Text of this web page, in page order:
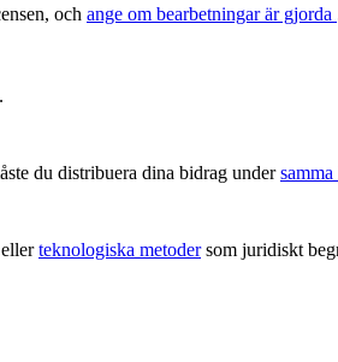
och ange om bearbetningar är gjorda
.
du distribuera dina bidrag under
teknologiska metodersom juridiskt